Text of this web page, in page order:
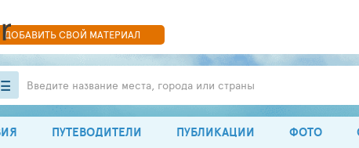
ДОБАВИТЬСВОЙ МАТЕРИАЛ
Введите название места, города или страны
ПУТЕВОДИТЕЛИ ПУБЛИКАЦИИ ФОТО